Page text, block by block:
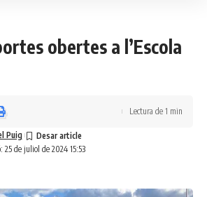
obertes a l’Escola
de juliol de 2024 15:53
Puig
Lectura de 1 min